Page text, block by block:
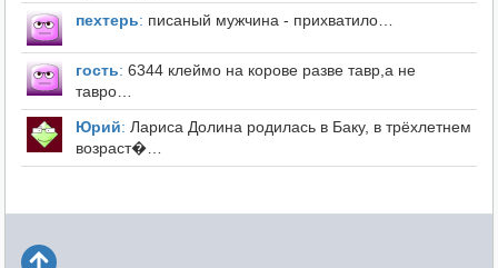
пехтерь: писаный мужчина - прихватило…
гость: 6344 клеймо на корове разве тавр,а не
тавро…
Юрий: Лариса Долина родилась в Баку, в трёхлетнем
возраст�…